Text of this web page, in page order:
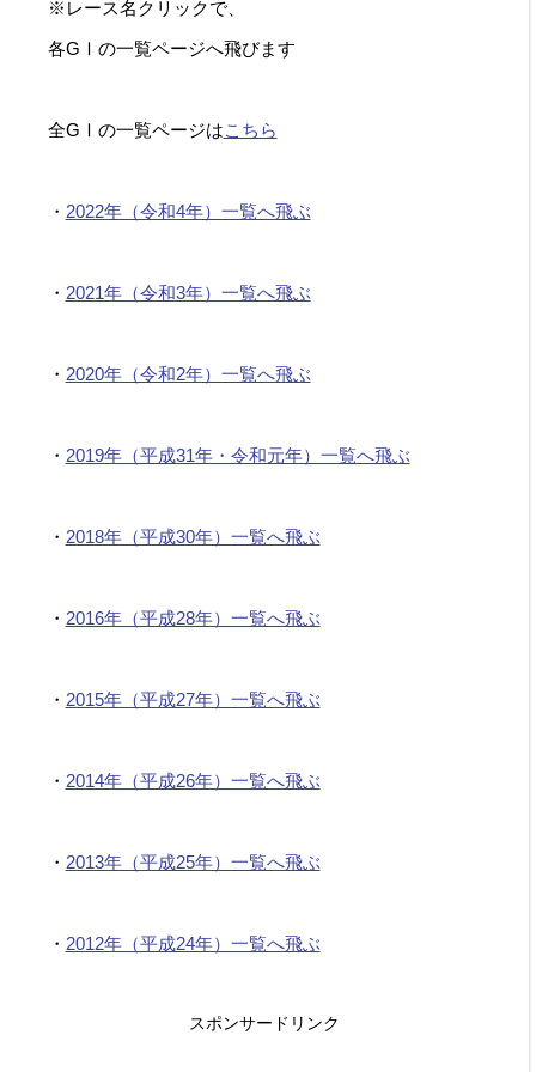
※レース名クリックで、
各GⅠの一覧ページへ飛びます
全GⅠの一覧ページはこちら
・ 2022年（令和4年）一覧へ飛ぶ
・ 2021年（令和3年）一覧へ飛ぶ
・ 2020年（令和2年）一覧へ飛ぶ
・ 2019年（平成31年・令和元年）一覧へ飛ぶ
・ 2018年（平成30年）一覧へ飛ぶ
・ 2016年（平成28年）一覧へ飛ぶ
・ 2015年（平成27年）一覧へ飛ぶ
・ 2014年（平成26年）一覧へ飛ぶ
・ 2013年（平成25年）一覧へ飛ぶ
・ 2012年（平成24年）一覧へ飛ぶ
スポンサードリンク